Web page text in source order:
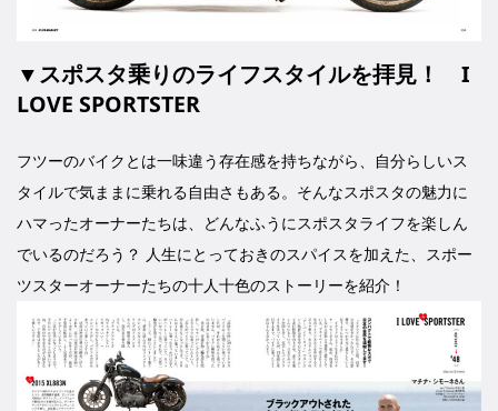
▼スポスタ乗りのライフスタイルを拝見！ I
LOVE SPORTSTER
フツーのバイクとは一味違う存在感を持ちながら、自分らしいス
タイルで気ままに乗れる自由さもある。そんなスポスタの魅力に
ハマったオーナーたちは、どんなふうにスポスタライフを楽しん
でいるのだろう？ 人生にとっておきのスパイスを加えた、スポー
ツスターオーナーたちの十人十色のストーリーを紹介！